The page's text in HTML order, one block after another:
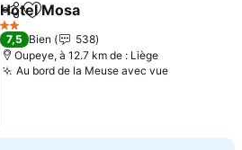
PartagerAjouter à mes favoris
Hotel Mosa
2 Étoiles
7,5 Bien
538
Oupeye, à 12.7 km de : Liège
Au bord de la Meuse avec vue